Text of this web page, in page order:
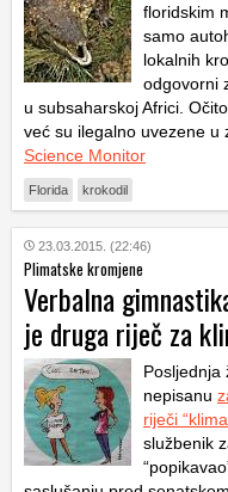
floridskim
samo
lokalnih
odgovorni
u subsaharskoj Africi.
već su ilegalno uvezene u
Science Monitor
Florida krokodil
23.03.2015. (22:46)
Plimatske kromjene
Verbalna
je druga riječ za
Posljednja
nepisanu
riječi
službenik